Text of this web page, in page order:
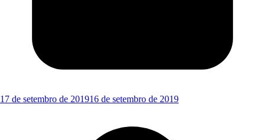
17 de setembro de 201916 de setembro de 2019